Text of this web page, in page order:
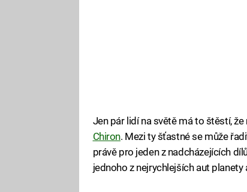
Jen pár lidí na světě má to štěstí,
Chiron. Mezi ty šťastné se může
právě pro jeden z nadcházejících
jednoho z nejrychlejších aut planety